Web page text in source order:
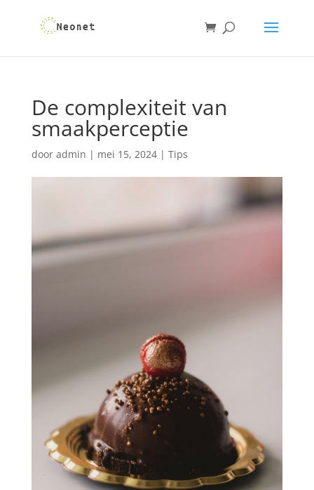
De complexiteit van
smaakperceptie
door admin | mei 15, 2024| Tips